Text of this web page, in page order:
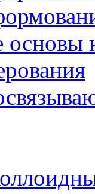
основы